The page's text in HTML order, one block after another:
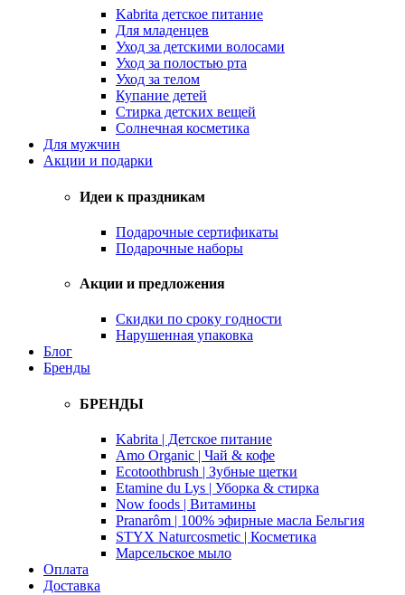
Kabrita детское питание
Для младенцев
Уход за детскими волосами
Уход за полостью рта
Уход за телом
Купание детей
Стирка детских вещей
Солнечная косметика
Для мужчин
Акции и подарки
Идеи к праздникам
Подарочные сертификаты
Подарочные наборы
Акции и предложения
Скидки по сроку годности
Нарушенная упаковка
Блог
Бренды
БРЕНДЫ
Kabrita | Детское питание
Amo Organic | Чай & кофе
Ecotoothbrush | Зубные щетки
Etamine du Lys | Уборка & стирка
Now foods | Витамины
Pranarôm | 100% эфирные масла Бельгия
STYX Naturcosmetic | Косметика
Марсельское мыло
Оплата
Доставка